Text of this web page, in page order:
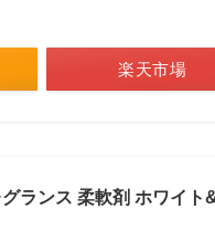
楽天市場
グランス 柔軟剤 ホワイ